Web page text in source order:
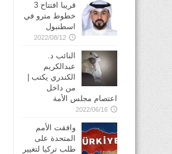
قريبا افتتاح 3
خطوط مترو في
2022/08/12
النائب د.
عبدالكريم
الكندري يكتب |
من داخل
اعتصام مجلس الأمة
2022/06/16
وافقت الأمم
المتحدة على
طلب تركيا لتغيير